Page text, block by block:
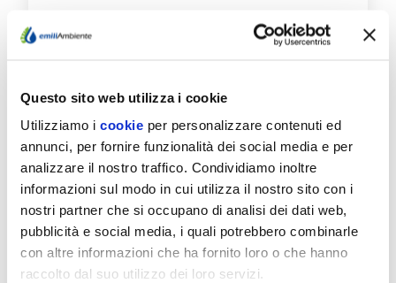
Questo sito web utilizza i cookie
Utilizziamo i cookie per personalizzare contenuti ed
annunci, per fornire funzionalità dei social media e per
analizzare il nostro traffico. Condividiamo inoltre
informazioni sul modo in cui utilizza il nostro sito con i
nostri partner che si occupano di analisi dei dati web,
pubblicità e social media, i quali potrebbero combinarle
con altre informazioni che ha fornito loro o che hanno
raccolto dal suo utilizzo dei loro servizi.
09/07/26
FONTANELLATO E
SALSOMAGGIORE TERME:
IL 20 E 21/7 CHIUSURE
AGLI SPORTELLI
EmiliAmbiente informa che: Lunedì 20 luglio